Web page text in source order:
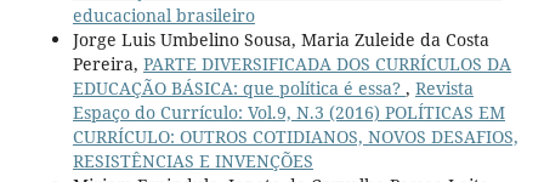
educacional brasileiro
Jorge Luis Umbelino Sousa, Maria Zuleide da Costa
Pereira, PARTE DIVERSIFICADA DOS CURRÍCULOS DA
EDUCAÇÃO BÁSICA: que política é essa? , Revista
Espaço do Currículo: Vol.9, N.3 (2016) POLÍTICAS EM
CURRÍCULO: OUTROS COTIDIANOS, NOVOS DESAFIOS,
RESISTÊNCIAS E INVENÇÕES